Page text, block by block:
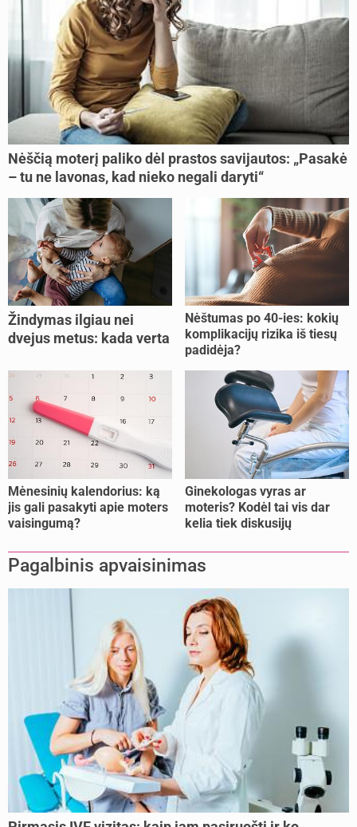
Nėščią moterį paliko dėl prastos savijautos: „Pasakė
– tu ne lavonas, kad nieko negali daryti“
Žindymas ilgiau nei
dvejus metus: kada verta
nujunkyti?
Nėštumas po 40-ies: kokių
komplikacijų rizika iš tiesų
padidėja?
Mėnesinių kalendorius: ką
jis gali pasakyti apie moters
vaisingumą?
Ginekologas vyras ar
moteris? Kodėl tai vis dar
kelia tiek diskusijų
Pagalbinis apvaisinimas